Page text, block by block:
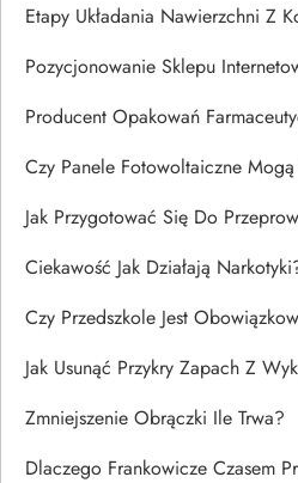
Etapy Układania Nawierzchni Z
Pozycjonowanie Sklepu
Producent Opakowań
Czy Panele Fotowoltaiczne
Jak Przygotować Się Do
Ciekawość Jak Działają
Czy Przedszkole Jest
Jak Usunąć Przykry Zapach Z
Zmniejszenie Obrączki Ile Trwa?
Dlaczego Frankowicze Czasem